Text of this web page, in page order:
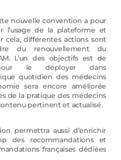
nouvelle convention a pour
l’usage de la plateforme et
cela, différentes actions sont
du renouvellement du
L’un des objectifs est de
le déployer dans
quotidien des médecins
sera encore améliorée
de la pratique des médecins
pertinent et actualisé.
permettra aussi d’enrichir
des recommandations et
françaises dédiées